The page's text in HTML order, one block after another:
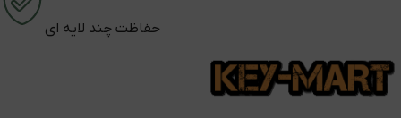
حفاظت چند لایه ای